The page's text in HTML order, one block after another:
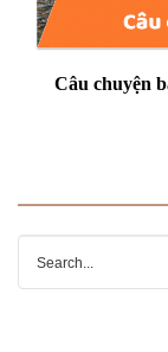
Câu chuyện
for: